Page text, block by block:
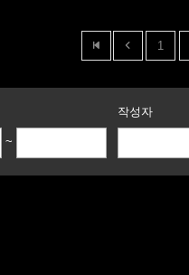
1
~
작성자